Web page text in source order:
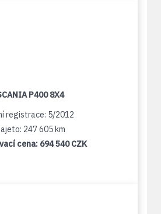
P400 8X4
registrace: 5/2012
247 605 km
cena: 694 540 CZK